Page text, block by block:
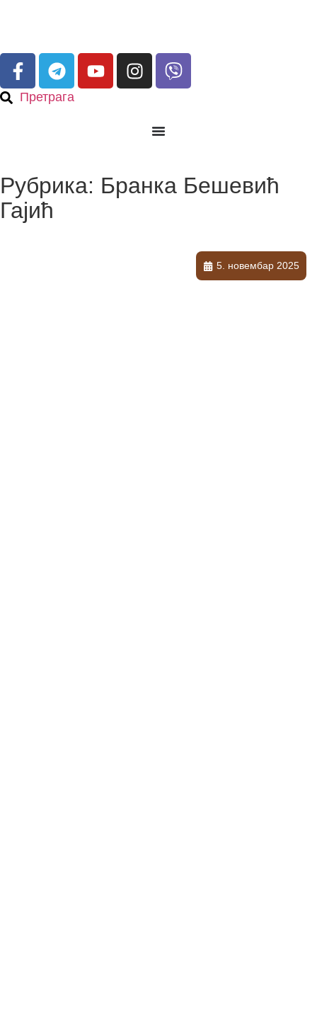
Претрага
Рубрика: Бранка Бешевић
Гајић
5. новембар 2025